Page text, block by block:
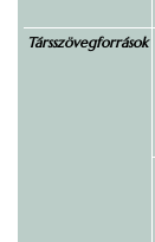
Társszövegforrások